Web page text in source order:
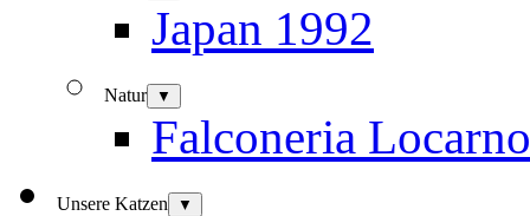
Japan 1992
Natur ▼
Falconeria Locarno
Unsere Katzen ▼